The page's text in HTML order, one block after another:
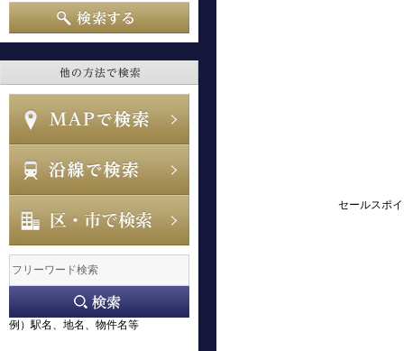
例）駅名、地名、物件名等
セールスポ